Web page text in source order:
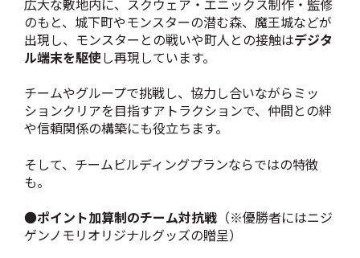
のもと、城下町やモンスターの潜む森、魔王城などが
出現し、 モンスターとの戦いや町人との接触はデジタ
ル端末を駆使し再現しています。
チームやグループで挑戦し、協力し合いながらミッ
ションクリアを目指すアトラクションで、仲間との絆
や信頼関係の構築にも役立ちます。
そして、チームビルディングプランならではの特徴
も。
●ポイント加算制のチーム対抗戦 （※優勝者にはニジ
ゲンノモリオリジナルグッズの贈呈）